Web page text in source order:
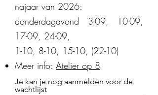
najaar van 2026:
donderdagavond 3-09, 10-09,
17-09, 24-09,
1-10, 8-10, 15-10, (22-10)​
Meer info: Atelier op 8
Je kan je nog aanmelden voor de
wachtlijst